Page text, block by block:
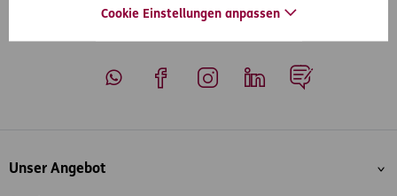
Cookie Einstellungen anpassen
Inhaltsübersicht
Unser Angebot